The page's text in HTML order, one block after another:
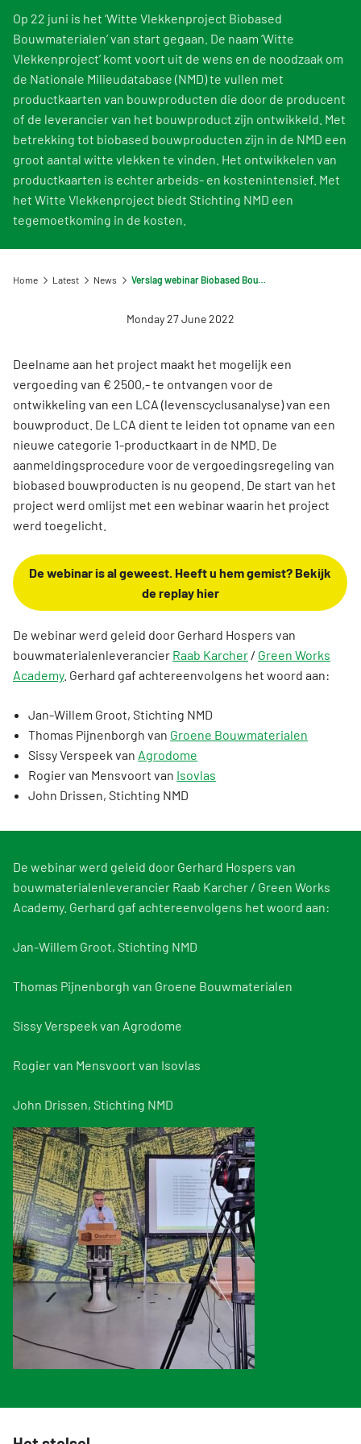
Example projects
Information for data users
Featured category 1 environmental declaration
Digigo
Frequently asked questions about the databases
Environmental data for producers and manufacturers
Compensation scheme Filling the Gaps
Environmental impact categories
Verifying environmental data
Recognised LCA experts
Category 3 data
Non-Dutch LCAs and EPDs in the NMD
Our team
Organisation
Feedback
Vacancies (only in Dutch)
NMD Events
Provide your feedback
Downloads
Search
Op 22 juni is het ‘Witte Vlekkenproject Biobased
Bouwmaterialen’ van start gegaan. De naam ‘Witte
Vlekkenproject’ komt voort uit de wens en de noodzaak om
de Nationale Milieudatabase (NMD) te vullen met
productkaarten van bouwproducten die door de producent
of de leverancier van het bouwproduct zijn ontwikkeld. Met
betrekking tot biobased bouwproducten zijn in de NMD een
groot aantal witte vlekken te vinden. Het ontwikkelen van
productkaarten is echter arbeids- en kostenintensief. Met
het Witte Vlekkenproject biedt Stichting NMD een
tegemoetkoming in de kosten.
Home Latest News Verslag webinar Biobased Bouwmaterialen in de NMD
Monday 27 June 2022
Deelname aan het project maakt het mogelijk een
vergoeding van € 2500,- te ontvangen voor de
ontwikkeling van een LCA (levenscyclusanalyse) van een
bouwproduct. De LCA dient te leiden tot opname van een
nieuwe categorie 1-productkaart in de NMD. De
aanmeldingsprocedure voor de vergoedingsregeling van
biobased bouwproducten is nu geopend. De start van het
project werd omlijst met een webinar waarin het project
werd toegelicht.
De webinar is al geweest. Heeft u hem gemist? Bekijk
de replay hier
De webinar werd geleid door Gerhard Hospers van
bouwmaterialenleverancier Raab Karcher / Green Works
Academy. Gerhard gaf achtereenvolgens het woord aan:
Jan-Willem Groot, Stichting NMD
Thomas Pijnenborgh van Groene Bouwmaterialen
Sissy Verspeek van Agrodome
Rogier van Mensvoort van Isovlas
John Drissen, Stichting NMD
De webinar werd geleid door Gerhard Hospers van
bouwmaterialenleverancier Raab Karcher / Green Works
Academy. Gerhard gaf achtereenvolgens het woord aan:
Jan-Willem Groot, Stichting NMD
Thomas Pijnenborgh van Groene Bouwmaterialen
Sissy Verspeek van Agrodome
Rogier van Mensvoort van Isovlas
John Drissen, Stichting NMD